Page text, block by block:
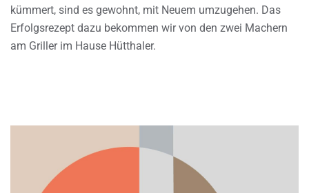
kümmert, sind es gewohnt, mit Neuem umzugehen. Das
Erfolgsrezept dazu bekommen wir von den zwei Machern
am Griller im Hause Hütthaler.